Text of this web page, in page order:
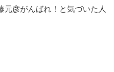
彦がんばれ！と気づいた人